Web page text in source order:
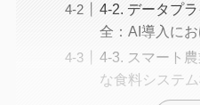
4-2. データプ
全：AI導入に
4-3. スマート
な食料システ